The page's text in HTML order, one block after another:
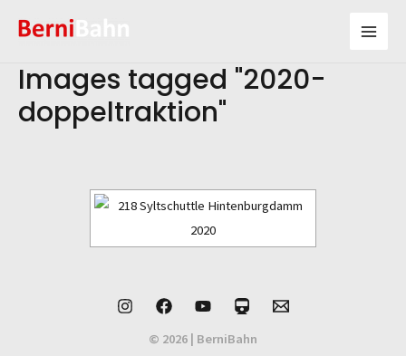
Inhalt
Images tagged "2020-
doppeltraktion"
© 2026 | BerniBahn